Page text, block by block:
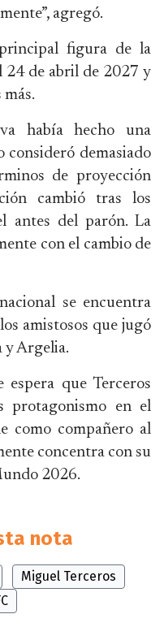
agregó.
figura de la
24 de abril de 2027 y
había hecho una
consideró demasiado
de proyección
cambió tras los
antes del parón. La
con el cambio de
se encuentra
amistosos que jugó
y Argelia.
espera que Terceros
protagonismo en el
como compañero al
concentra con su
2026.
nota
Miguel Terceros